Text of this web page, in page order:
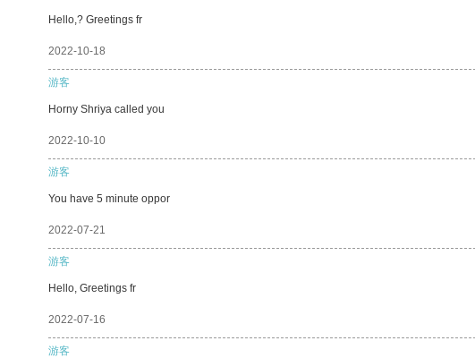
Hello,? Greetings fr
2022-10-18
游客
Horny Shriya called you
2022-10-10
游客
You have 5 minute oppor
2022-07-21
游客
Hello, Greetings fr
2022-07-16
游客